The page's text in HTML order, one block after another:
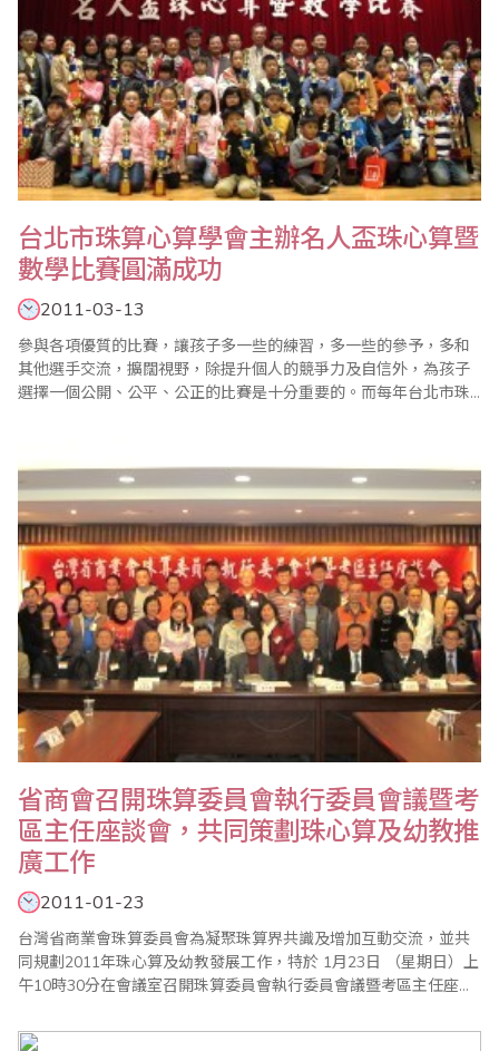
台北市珠算心算學會主辦名人盃珠心算暨
數學比賽圓滿成功
2011-03-13
參與各項優質的比賽，讓孩子多一些的練習，多一些的參予，多和
其他選手交流，擴闊視野，除提升個人的競爭力及自信外，為孩子
選擇一個公開、公平、公正的比賽是十分重要的。而每年台北市珠
力外，更能應用於數學的學習，增強數學的智能，加上以比賽領導
教學的觀念，台北市珠算心算學會於近年來的歷屆..
省商會召開珠算委員會執行委員會議暨考
區主任座談會，共同策劃珠心算及幼教推
廣工作
2011-01-23
台灣省商業會珠算委員會為凝聚珠算界共識及增加互動交流，並共
同規劃2011年珠心算及幼教發展工作，特於 1月23日 （星期日）上
午10時30分在會議室召開珠算委員會執行委員會議暨考區主任座談
度各項重點工作，除例行的珠心算檢定、數學評鑑、海峽兩岸珠心